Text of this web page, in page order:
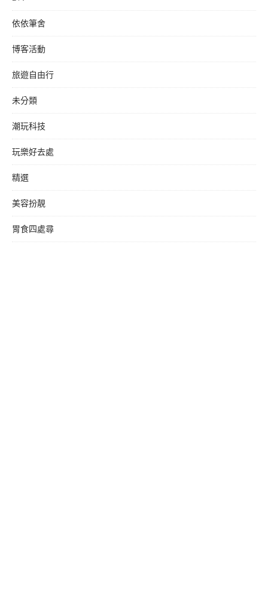
依依筆舍
博客活動
旅遊自由行
未分類
潮玩科技
玩樂好去處
精選
美容扮靚
胃食四處尋